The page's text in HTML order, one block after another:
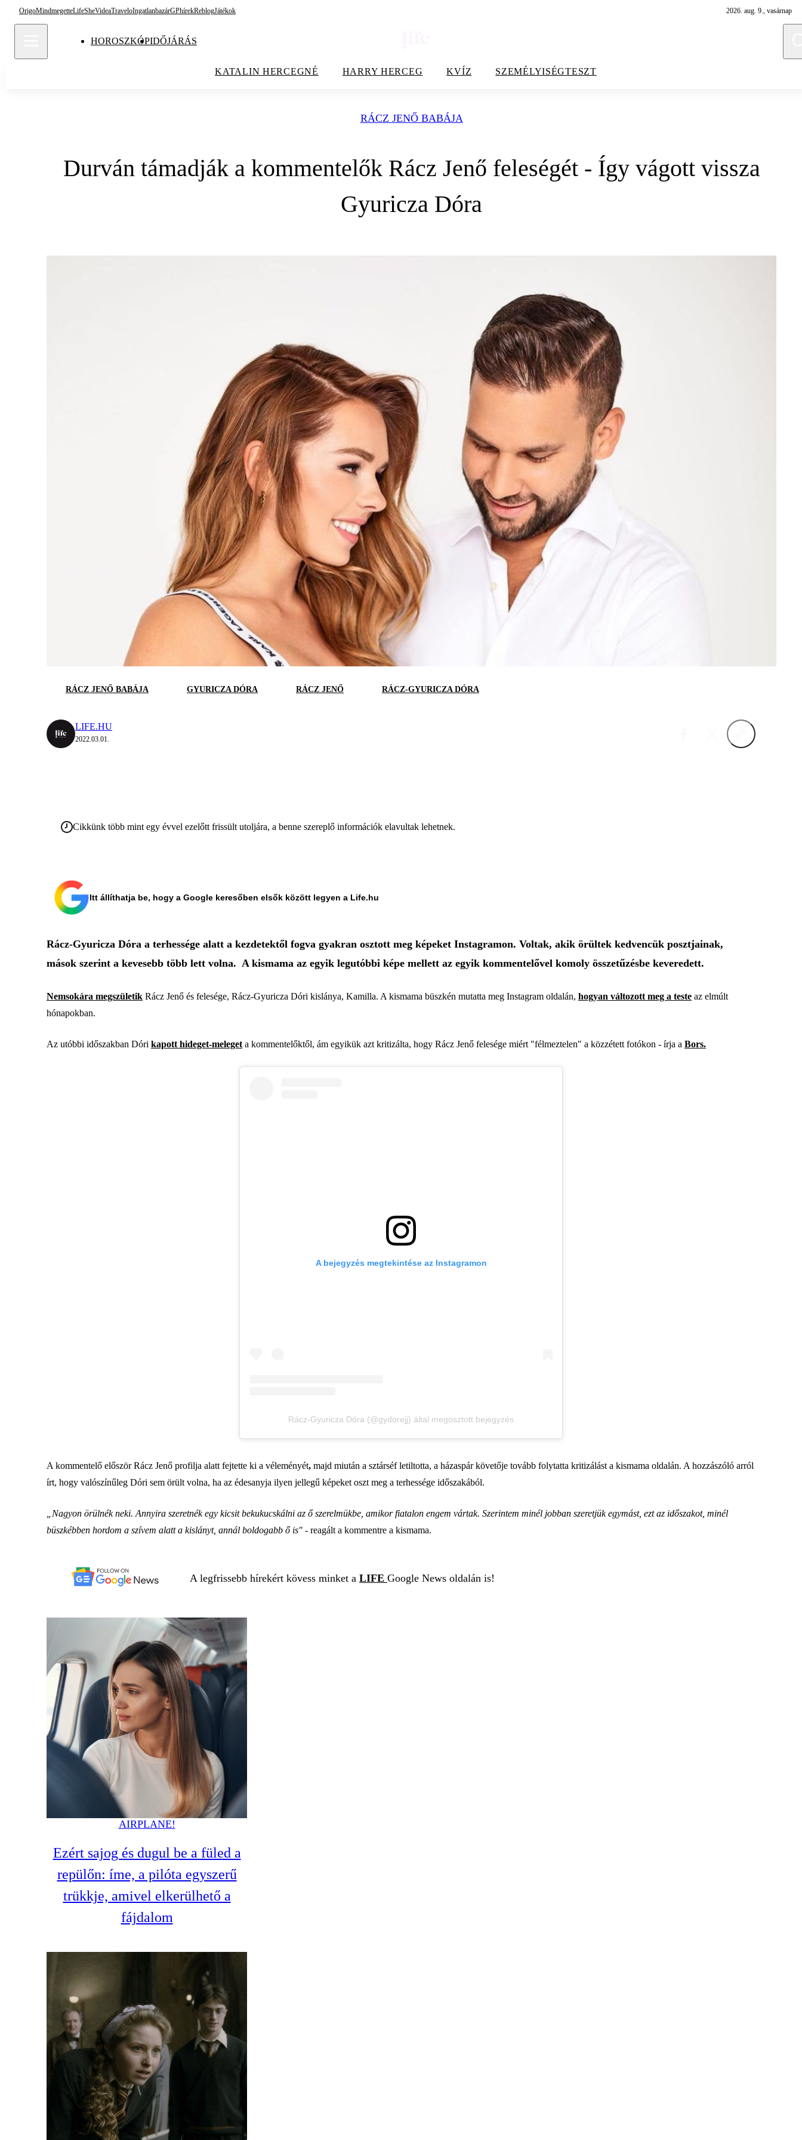
OrigoMindmegetteLifeSheVideaTraveloIngatlanbazárGPhírekReblogJátékok 2026. aug. 9., vasárnap
HOROSZKÓPIDŐJÁRÁS
KATALIN HERCEGNÉ HARRY HERCEG KVÍZ SZEMÉLYISÉGTESZT
RÁCZ JENŐ BABÁJA
Durván támadják a kommentelők Rácz Jenő feleségét - Így vágott vissza
Gyuricza Dóra
RÁCZ JENŐ BABÁJA GYURICZA DÓRA RÁCZ JENŐ RÁCZ-GYURICZA DÓRA
LIFE.HU
2022.03.01.
Cikkünk több mint egy évvel ezelőtt frissült utoljára, a benne szereplő információk elavultak lehetnek.
Itt állíthatja be, hogy a Google keresőben elsők között legyen a Life.hu
Rácz-Gyuricza Dóra a terhessége alatt a kezdetektől fogva gyakran osztott meg képeket Instagramon. Voltak, akik örültek kedvencük posztjainak,
mások szerint a kevesebb több lett volna. A kismama az egyik legutóbbi képe mellett az egyik kommentelővel komoly összetűzésbe keveredett.
Nemsokára megszületik Rácz Jenő és felesége, Rácz-Gyuricza Dóri kislánya, Kamilla. A kismama büszkén mutatta meg Instagram oldalán, hogyan változott meg a teste az elmúlt
hónapokban.
Az utóbbi időszakban Dóri kapott hideget-meleget a kommentelőktől, ám egyikük azt kritizálta, hogy Rácz Jenő felesége miért "félmeztelen" a közzétett fotókon - írja a Bors.
A bejegyzés megtekintése az Instagramon
Rácz-Gyuricza Dóra (@gydorejj) által megosztott bejegyzés
A kommentelő először Rácz Jenő profilja alatt fejtette ki a véleményét, majd miután a sztárséf letiltotta, a házaspár követője tovább folytatta kritizálást a kismama oldalán. A hozzászóló arról
írt, hogy valószínűleg Dóri sem örült volna, ha az édesanyja ilyen jellegű képeket oszt meg a terhessége időszakából.
„Nagyon örülnék neki. Annyira szeretnék egy kicsit bekukucskálni az ő szerelmükbe, amikor fiatalon engem vártak. Szerintem minél jobban szeretjük egymást, ezt az időszakot, minél
büszkébben hordom a szívem alatt a kislányt, annál boldogabb ő is" - reagált a kommentre a kismama.
A legfrissebb hírekért kövess minket a LIFE Google News oldalán is!
AIRPLANE!
Ezért sajog és dugul be a füled a
repülőn: íme, a pilóta egyszerű
trükkje, amivel elkerülhető a
fájdalom